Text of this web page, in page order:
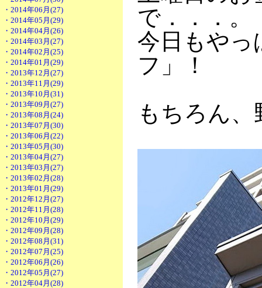
・2014年06月(27)
・2014年05月(29)
・2014年04月(26)
・2014年03月(27)
・2014年02月(25)
・2014年01月(29)
・2013年12月(27)
・2013年11月(29)
・2013年10月(31)
・2013年09月(27)
・2013年08月(24)
・2013年07月(30)
・2013年06月(22)
・2013年05月(30)
・2013年04月(27)
・2013年03月(27)
・2013年02月(28)
・2013年01月(29)
・2012年12月(27)
・2012年11月(28)
・2012年10月(29)
・2012年09月(28)
・2012年08月(31)
・2012年07月(25)
・2012年06月(26)
・2012年05月(27)
・2012年04月(28)
で．．．。
今日もやっ
フ」！
もちろん